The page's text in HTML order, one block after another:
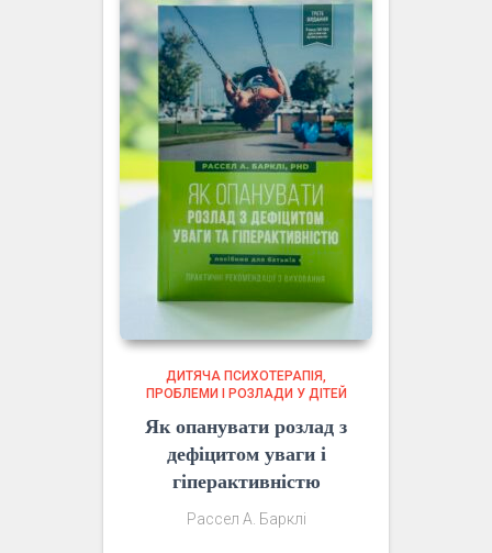
ДИТЯЧА ПСИХОТЕРАПІЯ
ПРОБЛЕМИ І РОЗЛАДИ У ДІТЕЙ
Як опанувати розлад з
дефіцитом уваги і
гіперактивністю
Рассел А. Барклі